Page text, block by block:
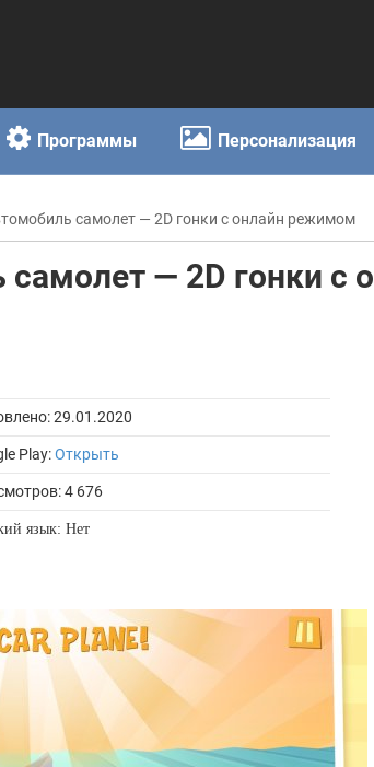
Программы Персонализация
самолет — 2D гонки с онлайн режимом
— 2D гонки с
29.01.2020
Play:Открыть
4 676
язык: Нет